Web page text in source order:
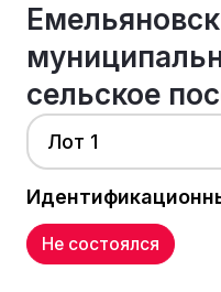
сельское
Лот 1
Не состоялся